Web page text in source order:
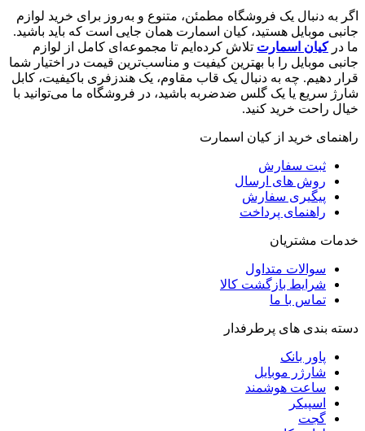
اگر به دنبال یک فروشگاه مطمئن، متنوع و به‌روز برای خرید لوازم
جانبی موبایل هستید، کیان اسمارت همان جایی است که باید باشید.
ما درکیان اسمارت تلاش کرده‌ایم تا مجموعه‌ای کامل از لوازم
جانبی موبایل را با بهترین کیفیت و مناسب‌ترین قیمت در اختیار شما
قرار دهیم. چه به دنبال یک قاب مقاوم، یک هندزفری باکیفیت، کابل
شارژ سریع یا یک گلس ضدضربه باشید، در فروشگاه ما می‌توانید با
خیال راحت خرید کنید.
راهنمای خرید از کیان اسمارت
ثبت سفارش
روش‌ های ارسال
پیگیری سفارش
راهنمای پرداخت
خدمات مشتریان
سوالات متداول
شرایط بازگشت کالا
تماس با ما
دسته بندی های پرطرفدار
پاور بانک
شارژر موبایل
ساعت هوشمند
اسپیکر
گجت